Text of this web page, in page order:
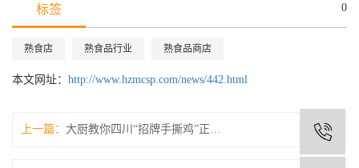
标签 0
熟食店 熟食品行业 熟食品商店
本文网址： http://www.hzmcsp.com/news/442.html
上一篇： 大厨教你四川“招牌手撕鸡”正宗做法